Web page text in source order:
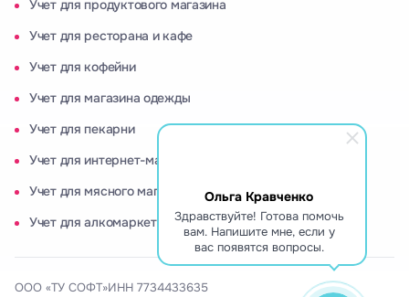
Ольга Кравченко
Здравствуйте! Готова помочь
вам. Напишите мне, если у
вас появятся вопросы.
Учет для продуктового магазина
Учет для ресторана и кафе
Учет для кофейни
Учет для магазина одежды
Учет для пекарни
Учет для интернет-магазина
Учет для мясного магазина
Учет для алкомаркета
ООО «ТУ СОФТ»ИНН 7734433635